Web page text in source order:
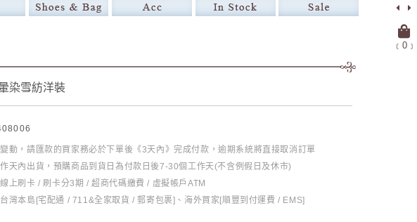
﹝ 0﹞
染雪紡洋裝
動，請匯款的買家務必於下單後《3天內》完成付款，逾期系統將直接取消訂單
天內出貨，預購商品到貨日為付款日後7-30個工作天(不含例假日及休市)
上刷卡 / 刷卡分3期 / 超商代碼繳費 / 虛擬帳戶ATM
灣本島[宅配通 / 711&全家取貨 / 郵寄包裹]、海外買家[順豐到付運費 / EMS]